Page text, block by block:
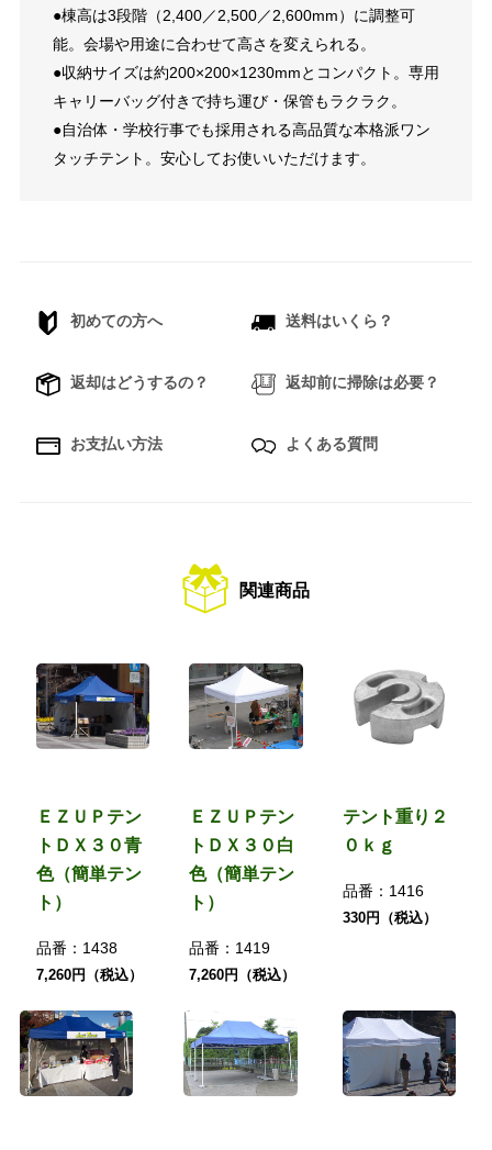
●棟高は3段階（2,400／2,500／2,600mm）に調整可
能。会場や用途に合わせて高さを変えられる。
●収納サイズは約200×200×1230mmとコンパクト。専用
キャリーバッグ付きで持ち運び・保管もラクラク。
●自治体・学校行事でも採用される高品質な本格派ワン
タッチテント。安心してお使いいただけます。
初めての方へ 送料はいくら？
返却はどうするの？ 返却前に掃除は必要？
お支払い方法 よくある質問
関連商品
ＥＺＵＰテン
トＤＸ３０青
色（簡単テン
ト）
品番： 1438
7,260円（税込）
ＥＺＵＰテン
トＤＸ３０白
色（簡単テン
ト）
品番： 1419
7,260円（税込）
テント重り２
０ｋｇ
品番： 1416
330円（税込）